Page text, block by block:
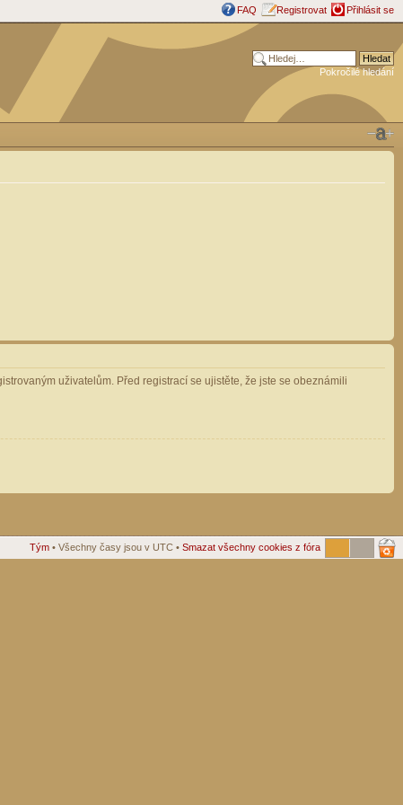
FAQ Registrovat Přihlásit se
Pokročilé hledání
uživatelům. Před registrací se ujistěte, že jste se obeznámili
Tým • Všechny časy jsou v UTC • Smazat všechny cookies z fóra